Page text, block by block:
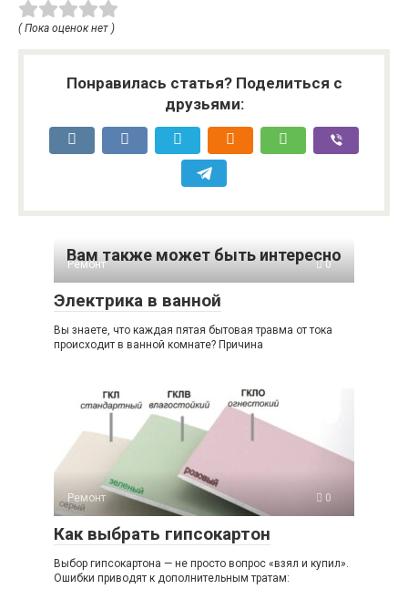
( Пока оценок нет )
Понравилась статья? Поделиться с
друзьями:
Вам также может быть интересно
Ремонт 0
Электрика в ванной
Вы знаете, что каждая пятая бытовая травма от тока
происходит в ванной комнате? Причина
Ремонт 0
Как выбрать гипсокартон
Выбор гипсокартона — не просто вопрос «взял и купил».
Ошибки приводят к дополнительным тратам: